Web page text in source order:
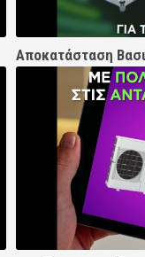
Αποκατάσταση